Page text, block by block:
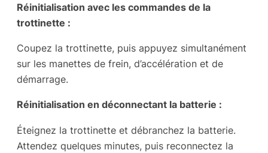
Réinitialisation avec les commandes de la
trottinette :
Coupez la trottinette, puis appuyez simultanément
sur les manettes de frein, d’accélération et de
démarrage.
Réinitialisation en déconnectant la batterie :
Éteignez la trottinette et débranchez la batterie.
Attendez quelques minutes, puis reconnectez la